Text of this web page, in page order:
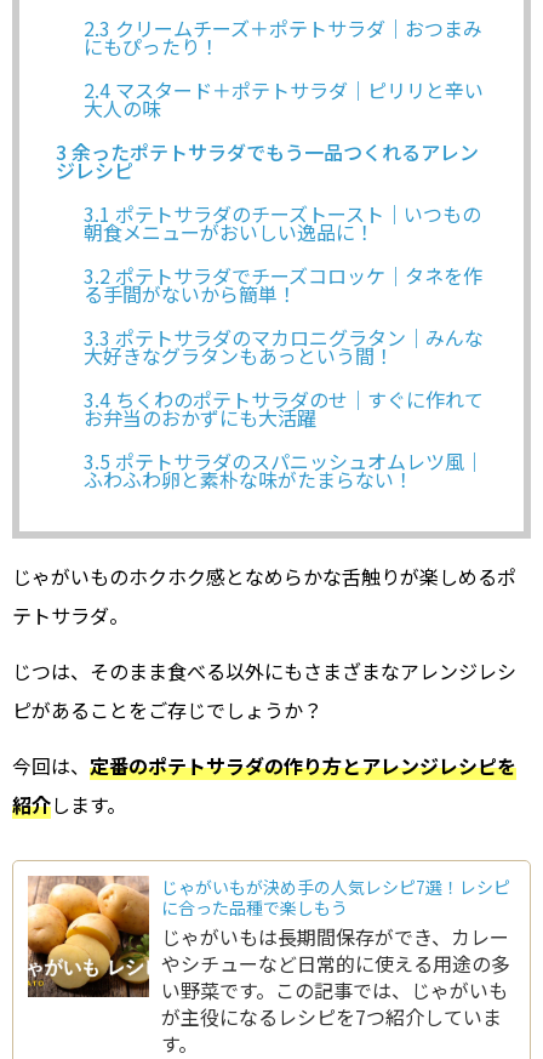
2.3 クリームチーズ＋ポテトサラダ｜おつまみ
にもぴったり！
2.4マスタード＋ポテトサラダ｜ピリリと辛い
大人の味
3 余ったポテトサラダでもう一品つくれるアレン
ジレシピ
3.1 ポテトサラダのチーズトースト｜いつもの
朝食メニューがおいしい逸品に！
3.2 ポテトサラダでチーズコロッケ｜タネを作
る手間がないから簡単！
3.3 ポテトサラダのマカロニグラタン｜みんな
大好きなグラタンもあっという間！
3.4ちくわのポテトサラダのせ｜すぐに作れて
お弁当のおかずにも大活躍
3.5 ポテトサラダのスパニッシュオムレツ風｜
ふわふわ卵と素朴な味がたまらない！
じゃがいものホクホク感となめらかな舌触りが楽しめるポ
テトサラダ。
じつは、そのまま食べる以外にもさまざまなアレンジレシ
ピがあることをご存じでしょうか？
今回は、 定番のポテトサラダの作り方とアレンジレシピを
紹介します。
じゃがいもが決め手の人気レシピ7選！レシピ
に合った品種で楽しもう
じゃがいもは長期間保存ができ、カレー
やシチューなど日常的に使える用途の多
い野菜です。この記事では、じゃがいも
が主役になるレシピを7つ紹介していま
す。